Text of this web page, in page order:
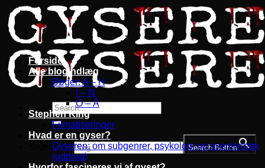
Fortsæt
til
indhold
Search for: Search Button
Forside
Alle blogindlæg
Bøger: A – H
I – N
O – Å
Stephen King
Filmatiseringer
Hvad er en gyser?
Gyseren: om subgenrer, psykologi og eventyrtræk
(uddrag)